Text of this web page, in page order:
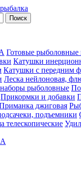
Готовые рыболовные
Катушки
Катушки с передним
Леска нейлоновая,
рыболовные
Прикормки и добавки
джиговая
подъемники
телескопические